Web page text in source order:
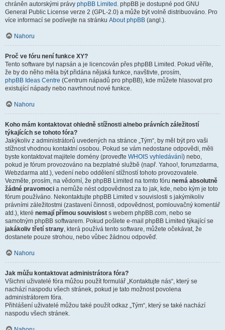
chráněn autorskými právy phpBB Limited . phpBB je dostupné pod GNU
General Public License verze 2 (GPL-2.0) a může být volně distribuováno. Pro
více informací se podívejte na stránku About phpBB (angl.).
Nahoru
Proč ve fóru není funkce XY?
Tento software byl napsán a je licencován přes phpBB Limited. Pokud věříte,
že by do něho měla být přidána nějaká funkce, navštivte, prosím,
phpBB Ideas Centre (Centrum nápadů pro phpBB), kde můžete hlasovat pro
existující nápady nebo navrhnout nové funkce.
Nahoru
Koho mám kontaktovat ohledně stížnosti a/nebo právních záležitostí
týkajících se tohoto fóra?
Jakýkoliv z administrátorů uvedených na stránce „Tým“, by měl být pro vaši
stížnost vhodnou kontaktní osobou. Pokud se vám nedostane odpovědi, měli
byste kontaktovat majitele domény (proveďte WHOIS vyhledávání) nebo,
pokud je fórum provozováno na bezplatné službě (např. Yahoo!, forumzdarma,
Webzdarma atd.), vedení nebo oddělení stížností tohoto provozovatele.
Vezměte, prosím, na vědomí, že phpBB Limited na tomto fóru nemá absolutně
žádné pravomoci a nemůže nést odpovědnost za to jak, kde, nebo kým je toto
fórum používáno. Nekontaktujte phpBB Limited v souvislosti s jakýmikoliv
právními záležitostmi (zastavení činnosti, odpovědnost, pomlouvačný komentář
atd.), které nemají přímou souvislost s webem phpBB.com, nebo se
samotným phpBB softwarem. Pokud pošlete e-mail phpBB Limited týkající se
jakákoliv třetí strany, která používá tento software, můžete očekávat, že
dostanete pouze strohou, nebo vůbec žádnou odpověď.
Nahoru
Jak můžu kontaktovat administrátora fóra?
Všichni uživatelé fóra můžou použít formulář „Kontaktujte nás“, který se
nachází naspodu všech stránek, pokud je tato možnost povolena
administrátorem fóra.
Přihlášení uživatelé můžou také použít odkaz „Tým“, který se také nachází
naspodu všech stránek.